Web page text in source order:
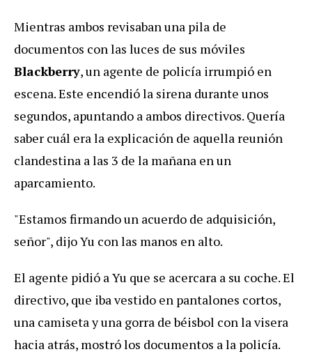
Mientras ambos revisaban una pila de
documentos con las luces de sus móviles
Blackberry, un agente de policía irrumpió en
escena. Este encendió la sirena durante unos
segundos, apuntando a ambos directivos. Quería
saber cuál era la explicación de aquella reunión
clandestina a las 3 de la mañana en un
aparcamiento.
"Estamos firmando un acuerdo de adquisición,
señor", dijo Yu con las manos en alto.
El agente pidió a Yu que se acercara a su coche. El
directivo, que iba vestido en pantalones cortos,
una camiseta y una gorra de béisbol con la visera
hacia atrás, mostró los documentos a la policía.